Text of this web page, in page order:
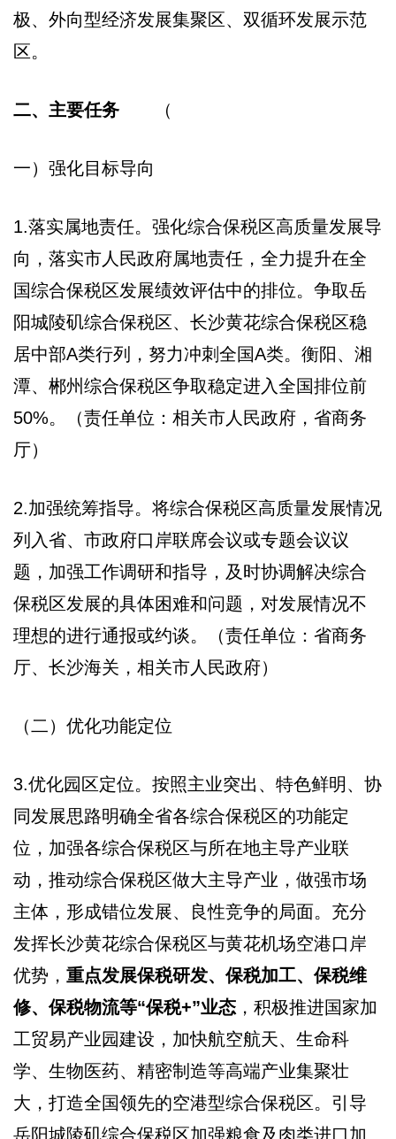
极、外向型经济发展集聚区、双循环发展示范
区。
二、主要任务 （
一）强化目标导向
1.落实属地责任。强化综合保税区高质量发展导
向，落实市人民政府属地责任，全力提升在全
国综合保税区发展绩效评估中的排位。争取岳
阳城陵矶综合保税区、长沙黄花综合保税区稳
居中部A类行列，努力冲刺全国A类。衡阳、湘
潭、郴州综合保税区争取稳定进入全国排位前
50%。（责任单位：相关市人民政府，省商务
厅）
2.加强统筹指导。将综合保税区高质量发展情况
列入省、市政府口岸联席会议或专题会议议
题，加强工作调研和指导，及时协调解决综合
保税区发展的具体困难和问题，对发展情况不
理想的进行通报或约谈。（责任单位：省商务
厅、长沙海关，相关市人民政府）
（二）优化功能定位
3.优化园区定位。按照主业突出、特色鲜明、协
同发展思路明确全省各综合保税区的功能定
位，加强各综合保税区与所在地主导产业联
动，推动综合保税区做大主导产业，做强市场
主体，形成错位发展、良性竞争的局面。充分
发挥长沙黄花综合保税区与黄花机场空港口岸
优势， 重点发展保税研发、保税加工、保税维
修、保税物流等“保税+”业态 ，积极推进国家加
工贸易产业园建设，加快航空航天、生命科
学、生物医药、精密制造等高端产业集聚壮
大，打造全国领先的空港型综合保税区。引导
岳阳城陵矶综合保税区加强粮食及肉类进口加